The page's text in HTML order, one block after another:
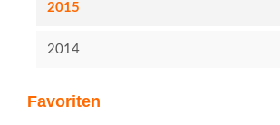
2015
2014
Favoriten